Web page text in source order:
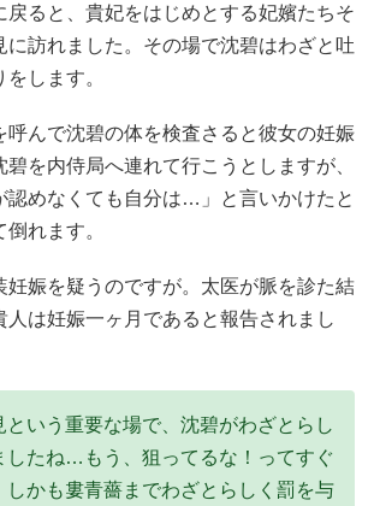
戻ると、貴妃をはじめとする妃嬪たちそ
に訪れました。その場で沈碧はわざと吐
します。
呼んで沈碧の体を検査さると彼女の妊娠
を内侍局へ連れて行こうとしますが、
認めなくても自分は…」と言いかけたと
れます。
妊娠を疑うのですが。太医が脈を診た結
人は妊娠一ヶ月であると報告されまし
という重要な場で、沈碧がわざとらし
したね…もう、狙ってるな！ってすぐ
しかも婁青薔までわざとらしく罰を与